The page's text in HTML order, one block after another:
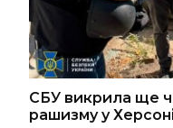
СБУ викрила ще
рашизму у